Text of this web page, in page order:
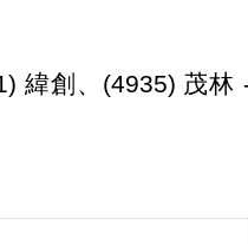
緯創、(4935) 茂林